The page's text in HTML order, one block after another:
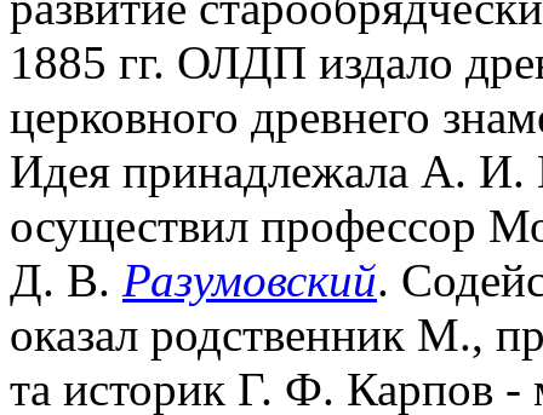
1885 гг. ОЛДП издало
церковного древнего
Идея принадлежала А. И.
осуществил профессор
Д. В. Разумовский.
оказал родственник М.,
та историк Г. Ф. Карпов